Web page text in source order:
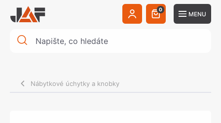
0
MENU
Nábytkové úchytky a knobky